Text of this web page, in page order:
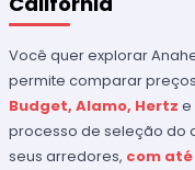
Você quer explorar
permite comparar
Budget, Alamo, Hertz e
processo de seleção do
seus arredores, com até